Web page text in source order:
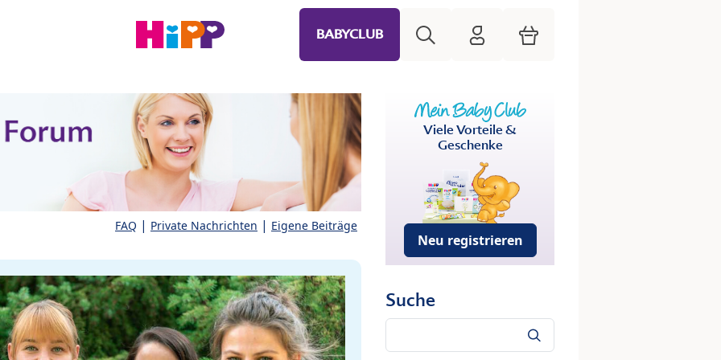
BABYCLUB HiPP Mein Babyclub
Warenkorb
FAQ | Private Nachrichten | Eigene Beiträge
Viele Vorteile &
Geschenke
Neu registrieren
Suche